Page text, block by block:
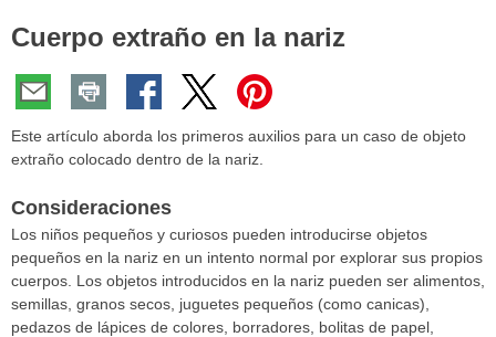
aquí:
Cuerpo extraño en la nariz
Este artículo aborda los primeros auxilios para un caso de objeto
extraño colocado dentro de la nariz.
Consideraciones
Los niños pequeños y curiosos pueden introducirse objetos
pequeños en la nariz en un intento normal por explorar sus propios
cuerpos. Los objetos introducidos en la nariz pueden ser alimentos,
semillas, granos secos, juguetes pequeños (como canicas),
pedazos de lápices de colores, borradores, bolitas de papel,